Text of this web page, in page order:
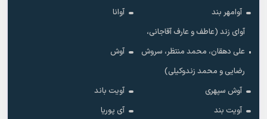
آوامهر بند
آوانا
آوای زند (عاطف و عارف آقاجانی،
علی دهقان، محمد منتظر، سروش
رضایی و محمد زندوکیلی)
آوش
آوش سپهری
آویت باند
آویت بند
آی پوریا